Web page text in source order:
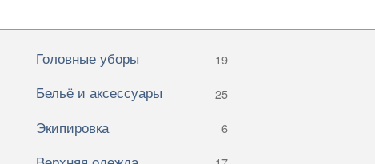
Головные уборы 19
Бельё и аксессуары 25
Экипировка 6